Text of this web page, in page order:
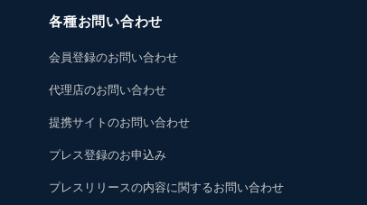
各種お問い合わせ
会員登録のお問い合わせ
代理店のお問い合わせ
提携サイトのお問い合わせ
プレス登録のお申込み
プレスリリースの内容に関するお問い合わせ